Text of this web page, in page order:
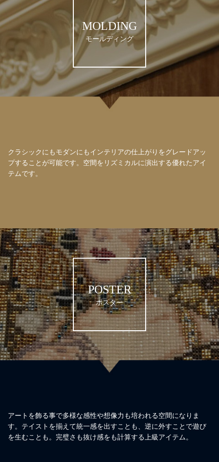
MOLDING
モールディング
クラシックにもモダンにもインテリアの仕上がりをグレードアッ
プすることが可能です。空間をリズミカルに演出する優れたアイ
テムです。
POSTER
ポスター
アートを飾る事で多様な感性や想像力も培われる空間になりま
す。テイストを揃えて統一感を出すことも、逆に外すことで遊び
を生むことも。完璧さも抜け感をも計算する上級アイテム。